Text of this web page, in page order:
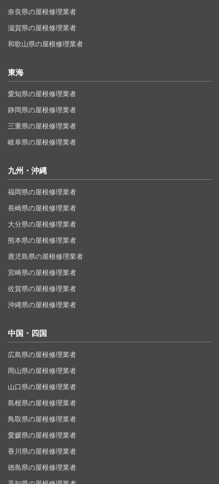
奈良県の屋根修理業者
滋賀県の屋根修理業者
和歌山県の屋根修理業者
東海
愛知県の屋根修理業者
静岡県の屋根修理業者
三重県の屋根修理業者
岐阜県の屋根修理業者
九州・沖縄
福岡県の屋根修理業者
長崎県の屋根修理業者
大分県の屋根修理業者
熊本県の屋根修理業者
鹿児島県の屋根修理業者
宮崎県の屋根修理業者
佐賀県の屋根修理業者
沖縄県の屋根修理業者
中国・四国
広島県の屋根修理業者
岡山県の屋根修理業者
山口県の屋根修理業者
島根県の屋根修理業者
鳥取県の屋根修理業者
愛媛県の屋根修理業者
香川県の屋根修理業者
徳島県の屋根修理業者